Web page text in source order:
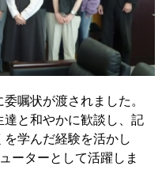
嘱状が渡されました。
達と和やかに歓談し、記
学んだ経験を活かし
ーターとして活躍しま